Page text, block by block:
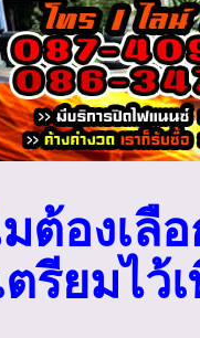
ต้องเลื
ตรียมไ